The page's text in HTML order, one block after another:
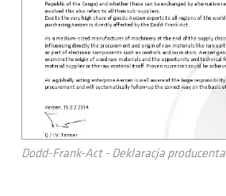
Dodd-Frank-Act - Deklaracja producenta